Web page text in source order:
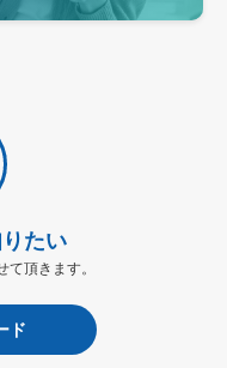
たい
頂きます。
ド